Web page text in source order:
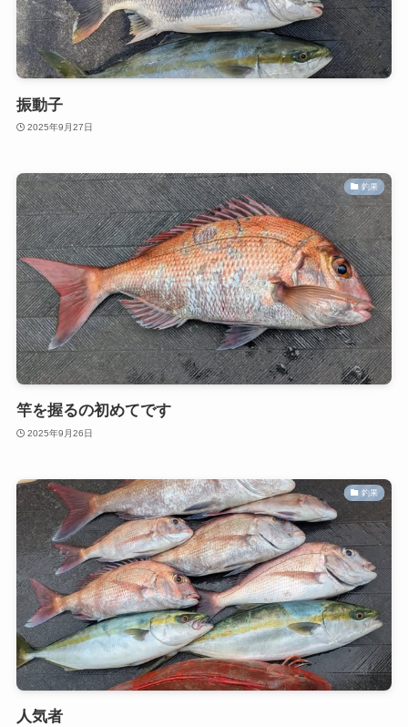
振動子
2025年9月27日
釣果
竿を握るの初めてです
2025年9月26日
釣果
人気者